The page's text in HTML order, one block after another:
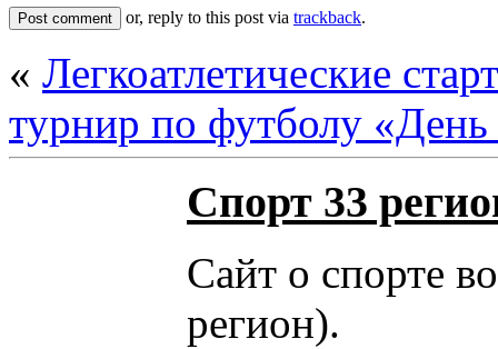
or, reply to this post via trackback.
« Легкоатлетические
турнир по футболу
Спорт 33
Сайт о спорте
регион).